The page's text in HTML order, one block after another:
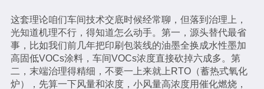
这套理论咱们车间技术交底时候经常聊，但落到治理上，
光知道机理不行，得知道怎么动手。第一，源头替代最省
事，比如我们前几年把印刷包装线的油墨全换成水性墨加
高固低VOCs涂料，车间VOCs浓度直接砍掉六成多。第
二，末端治理得精细，不要一上来就上RTO（蓄热式氧化
炉），先算一下风量和浓度，小风量高浓度用催化燃烧，